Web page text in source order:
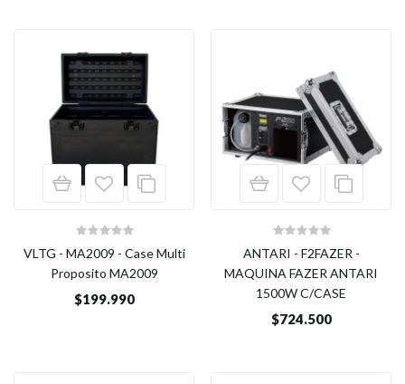
VLTG - MA2009 - Case Multi
Proposito MA2009
$199.990
ANTARI - F2FAZER -
MAQUINA FAZER ANTARI
1500W C/CASE
$724.500